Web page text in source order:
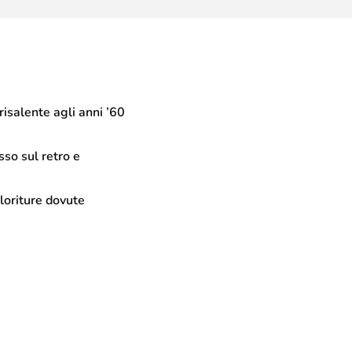
agli anni ’60
sul retro e
dovute